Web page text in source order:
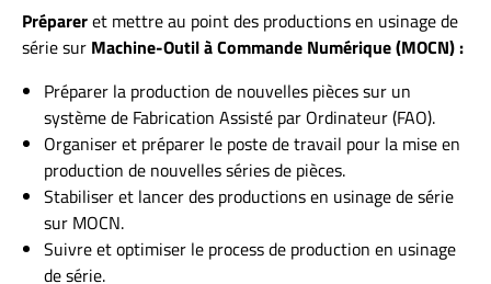
Prépareret mettre au point des productions en usinage de
série sur Machine-Outil à Commande Numérique (MOCN) :
Préparer la production de nouvelles pièces sur un
système de Fabrication Assisté par Ordinateur (FAO).
Organiser et préparer le poste de travail pour la mise en
production de nouvelles séries de pièces.
Stabiliser et lancer des productions en usinage de série
sur MOCN.
Suivre et optimiser le process de production en usinage
de série.